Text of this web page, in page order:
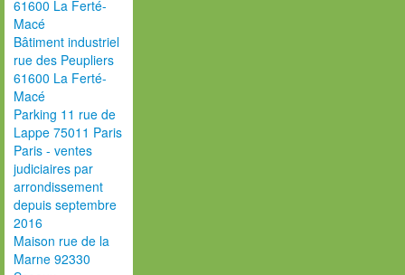
61600 La Ferté-
Macé
Bâtiment industriel
rue des Peupliers
61600 La Ferté-
Macé
Parking 11 rue de
Lappe 75011 Paris
Paris - ventes
judiciaires par
arrondissement
depuis septembre
2016
Maison rue de la
Marne 92330